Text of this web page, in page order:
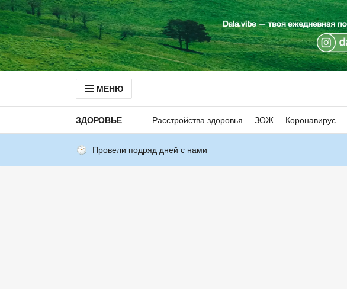
МЕНЮ
ЗДОРОВЬЕ Расстройства здоровья ЗОЖ Коронавирус
Провели подряд дней с нами